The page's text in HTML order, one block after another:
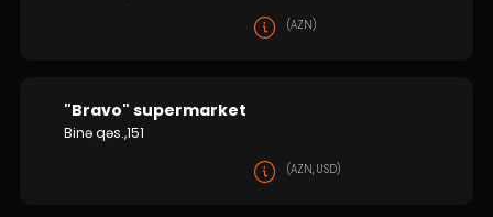
(AZN)
"Bravo" supermarket
Binə qəs.,151
(AZN, USD)